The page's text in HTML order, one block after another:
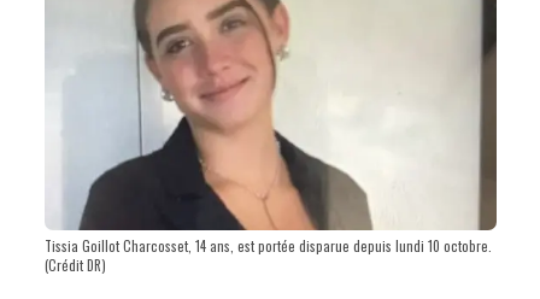
Tissia Goillot Charcosset, 14 ans, est portée disparue depuis lundi 10 octobre.
(Crédit DR)